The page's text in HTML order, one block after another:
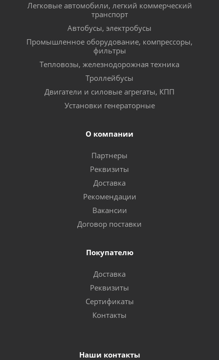
Легковые автомобили, легкий коммерческий
транспорт
Автобусы, электробусы
Промышленное оборудование, компрессоры,
фильтры
Тепловозы, железнодорожная техника
Троллейбусы
Двигатели и силовые агрегаты, КПП
Установки генераторные
О компании
Партнеры
Реквизиты
Доставка
Рекомендации
Вакансии
Договор поставки
Покупателю
Доставка
Реквизиты
Сертификаты
Контакты
Наши контакты